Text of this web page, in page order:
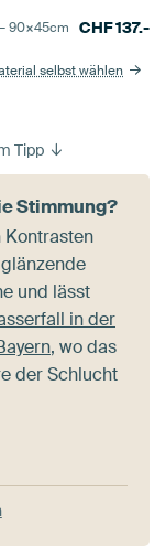
90×45cm CHF137.-
selbst wählen
Tipp
Stimmung?
Kontrasten
und lässt
in der
, wo das
der Schlucht